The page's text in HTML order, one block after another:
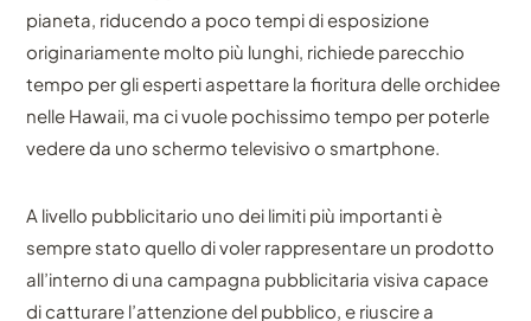
pianeta, riducendo a poco tempi di esposizione
originariamente molto più lunghi, richiede parecchio
tempo per gli esperti aspettare la fioritura delle orchidee
nelle Hawaii, ma ci vuole pochissimo tempo per poterle
vedere da uno schermo televisivo o smartphone.
A livello pubblicitario uno dei limiti più importanti è
sempre stato quello di voler rappresentare un prodotto
all’interno di una campagna pubblicitaria visiva capace
di catturare l’attenzione del pubblico, e riuscire a